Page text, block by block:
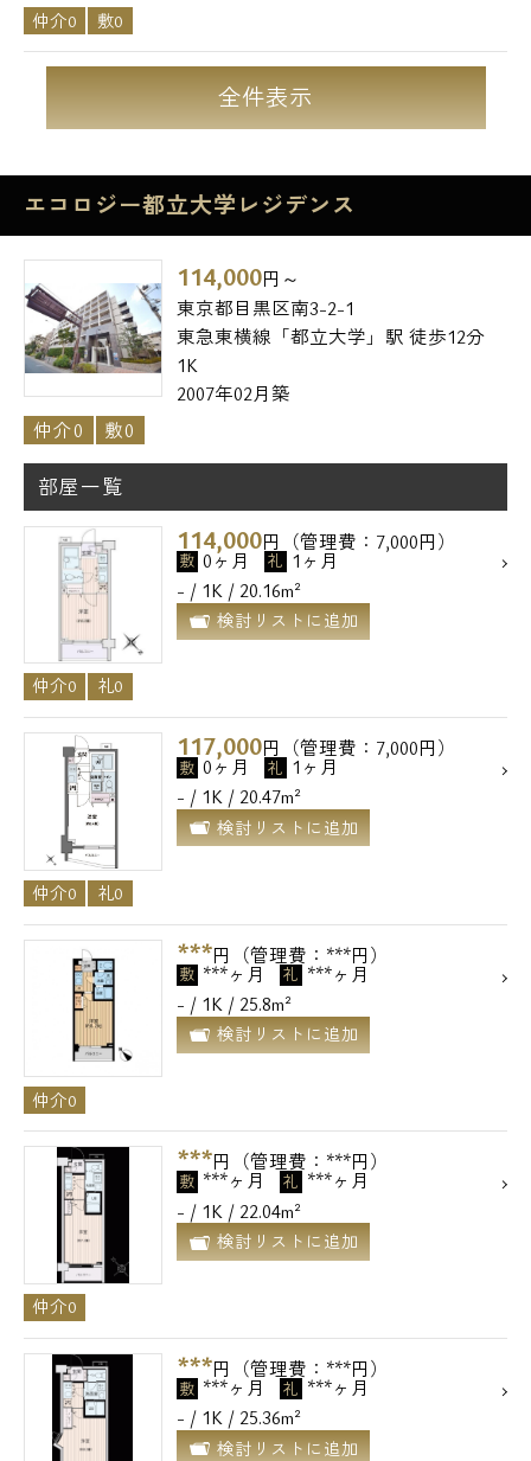
仲介0 敷0
全件表示
エコロジー都立大学レジデンス
114,000円～
東京都目黒区南3-2-1
東急東横線「都立大学」駅 徒歩12分
1K
2007年02月築
仲介0
敷0
部屋一覧
114,000円（管理費：7,000円）
敷 0ヶ月 礼 1ヶ月
- / 1K / 20.16m²
検討リストに追加
仲介0 礼0
117,000円（管理費：7,000円）
敷 0ヶ月 礼 1ヶ月
- / 1K / 20.47m²
検討リストに追加
仲介0 礼0
***円（管理費：***円）
敷 ***ヶ月 礼 ***ヶ月
- / 1K / 25.8m²
検討リストに追加
仲介0
***円（管理費：***円）
敷 ***ヶ月 礼 ***ヶ月
- / 1K / 22.04m²
検討リストに追加
仲介0
***円（管理費：***円）
敷 ***ヶ月 礼 ***ヶ月
- / 1K / 25.36m²
検討リストに追加